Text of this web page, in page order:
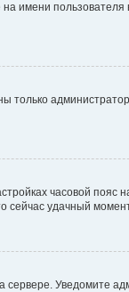
имени
только
часовой пояс
сейчас удачный
сервере. Уведомите